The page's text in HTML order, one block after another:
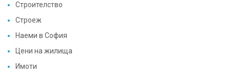
Строителство
Строеж
Наеми в София
Цени на жилища
Имоти